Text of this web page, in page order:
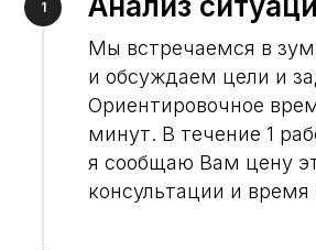
1
Мы встречаемся в
и обсуждаем цели и
Ориентировочное
минут. В течение 1
я сообщаю Вам цену
консультации и время